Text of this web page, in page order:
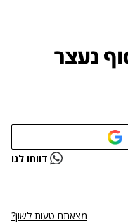
דווחו לנו
מצאתם טעות לשון?